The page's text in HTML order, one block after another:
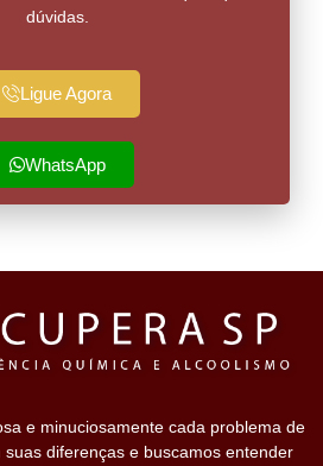
dúvidas.
Ligue Agora
WhatsApp
e minuciosamente cada problema de
diferenças e buscamos entender